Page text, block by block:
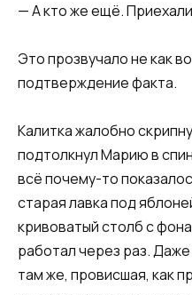
— А кто же ещё.
Это прозвучало не как
подтверждение факта.
Калитка жалобно
подтолкнул Марию в
всё почему-то
старая лавка под
кривоватый столб с
работал через раз.
там же, провисшая, как